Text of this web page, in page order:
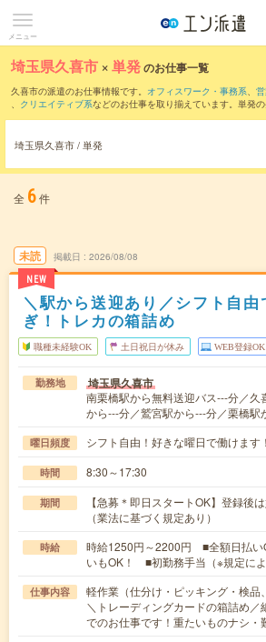
メニュー
埼玉県久喜市 ×単発のお仕事一覧
久喜市の派遣のお仕事情報です。 オフィスワーク・事務系、
、 クリエイティブ系などのお仕事を取り揃えています。単発の
埼玉県久喜市 / 単発
全 6件
未読
NEW
掲載日 2026/08/08
＼駅から送迎あり／シフト自
ぎ！トレカの箱詰め
職種未経験OK 土日祝日が休み WEB登録OK
勤務地 埼玉県久喜市
南栗橋駅から無料送迎バス---分／久
から---分／鷲宮駅から---分／栗橋駅
曜日頻度 シフト自由！好きな曜日で働けます！
時間 8:30～17:30
期間
【急募＊即日スタートOK】登録後
（業法に基づく規定あり）
時給
時給1250円～2200円 ■全額日払い
いもOK！ ■初勤務手当（※規定によ
仕事内容
軽作業（仕分け・ピッキング・検品
＼トレーディングカードの箱詰め
でのお仕事です！重たいものナシ